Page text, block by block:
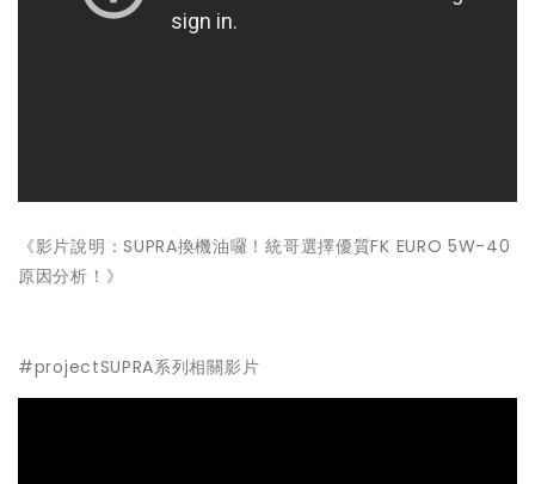
《影片說明：SUPRA換機油囉！統哥選擇優質FK EURO 5W-40
原因分析！》
#projectSUPRA系列相關影片